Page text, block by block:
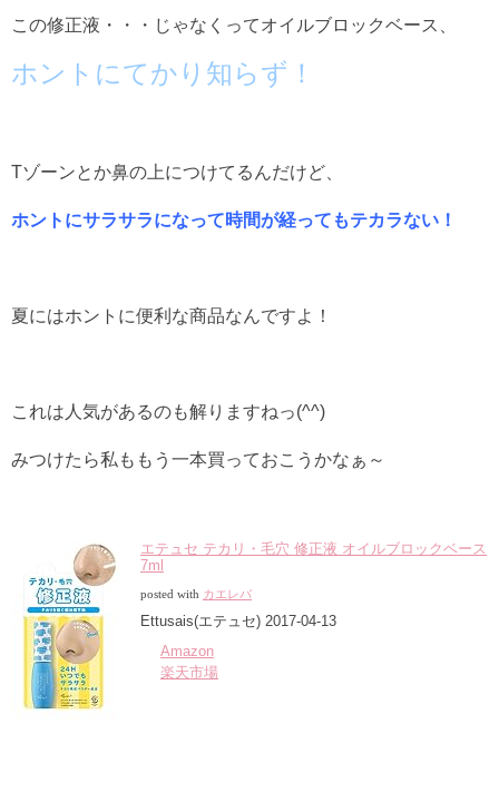
この修正液・・・じゃなくってオイルブロックベース、
ホントにてかり知らず！
Tゾーンとか鼻の上につけてるんだけど、
ホントにサラサラになって時間が経ってもテカラない！
夏にはホントに便利な商品なんですよ！
これは人気があるのも解りますねっ(^^)
みつけたら私ももう一本買っておこうかなぁ～
エテュセ テカリ・毛穴 修正液 オイルブロックベース
7ml
posted with カエレバ
Ettusais(エテュセ) 2017-04-13
Amazon
楽天市場